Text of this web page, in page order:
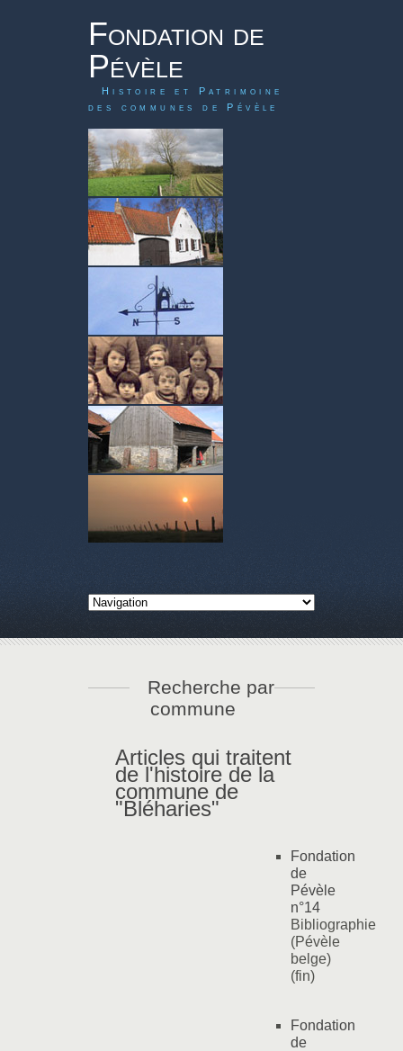
Fondation de
Pévèle
Histoire et Patrimoine
des communes de Pévèle
Recherche par
commune
Articles qui traitent
de l'histoire de la
commune de
"Bléharies"
Fondation
de
Pévèle
n°14
Bibliographie
(Pévèle
belge)
(fin)
Fondation
de